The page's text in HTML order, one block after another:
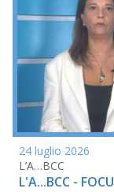
24 luglio 2026
L’A…BCC
L'A...BCC -